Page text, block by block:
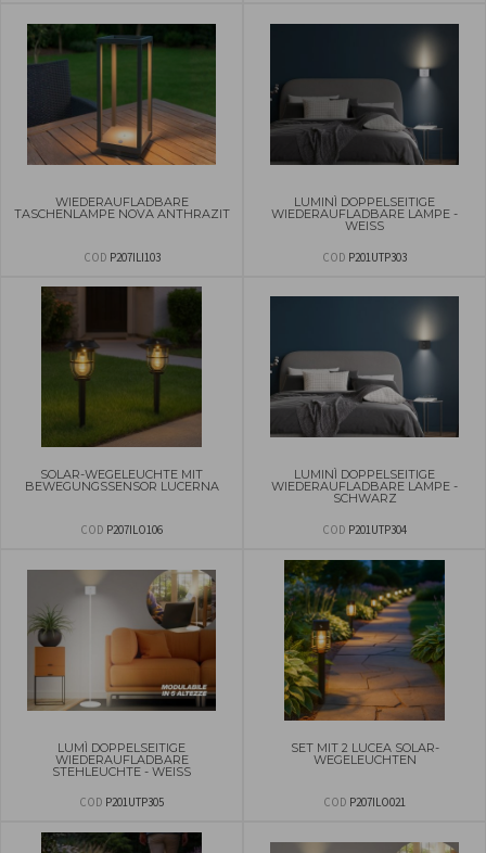
WIEDERAUFLADBARE
TASCHENLAMPE NOVA ANTHRAZIT
COD P207ILI103
LUMINÌ DOPPELSEITIGE
WIEDERAUFLADBARE LAMPE -
WEISS
COD P201UTP303
SOLAR-WEGELEUCHTE MIT
BEWEGUNGSSENSOR LUCERNA
COD P207ILO106
LUMINÌ DOPPELSEITIGE
WIEDERAUFLADBARE LAMPE -
SCHWARZ
COD P201UTP304
LUMÌ DOPPELSEITIGE
WIEDERAUFLADBARE
STEHLEUCHTE - WEISS
COD P201UTP305
SET MIT 2 LUCEA SOLAR-
WEGELEUCHTEN
COD P207ILO021